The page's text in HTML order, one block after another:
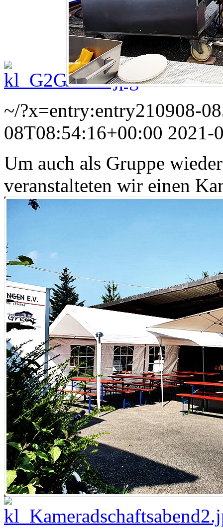
~/?x=entry:entry210908-
08T08:54:16+00:00 2021-
Um auch als Gruppe
veranstalteten wir einen